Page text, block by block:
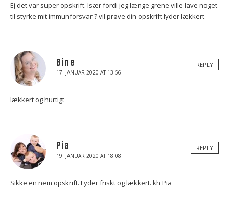
Ej det var super opskrift. Især fordi jeg længe grene ville lave noget
til styrke mit immunforsvar ? vil prøve din opskrift lyder lækkert
Bine
17. JANUAR 2020 AT 13:56
REPLY
lækkert og hurtigt
Pia
19. JANUAR 2020 AT 18:08
REPLY
Sikke en nem opskrift. Lyder friskt og lækkert. kh Pia